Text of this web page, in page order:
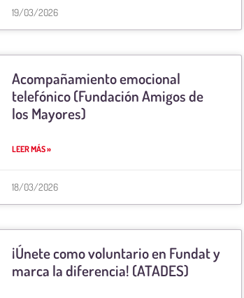
19/03/2026
Acompañamiento emocional
telefónico (Fundación Amigos de
los Mayores)
LEER MÁS »
18/03/2026
¡Únete como voluntario en Fundat y
marca la diferencia! (ATADES)